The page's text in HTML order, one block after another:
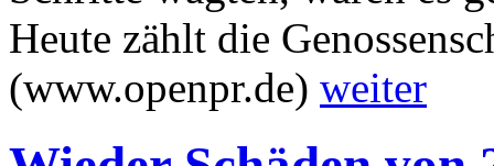
Heute zählt die
(www.openpr.de) weiter